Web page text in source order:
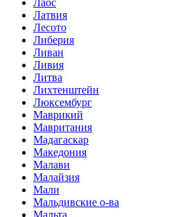
Латвия
Лесото
Либерия
Ливан
Ливия
Литва
Лихтенштейн
Люксембург
Маврикий
Мавритания
Мадагаскар
Македония
Малави
Малайзия
Мали
Мальдивские о-ва
Мальта